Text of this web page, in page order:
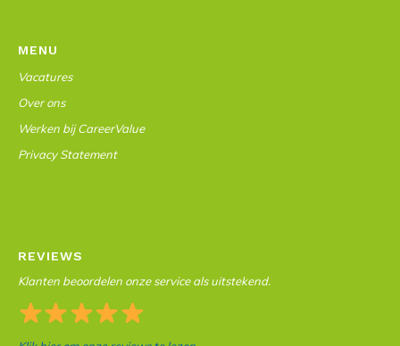
MENU
Vacatures
Over ons
Werken bij CareerValue
Privacy Statement
REVIEWS
Klanten beoordelen onze service als uitstekend.